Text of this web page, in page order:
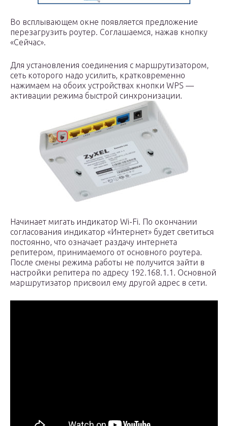
Во всплывающем окне появляется предложение
перезагрузить роутер. Соглашаемся, нажав кнопку
«Сейчас».
Для установления соединения с маршрутизатором,
сеть которого надо усилить, кратковременно
нажимаем на обоих устройствах кнопки WPS —
активации режима быстрой синхронизации.
Начинает мигать индикатор Wi-Fi. По окончании
согласования индикатор «Интернет» будет светиться
постоянно, что означает раздачу интернета
репитером, принимаемого от основного роутера.
После смены режима работы не получится зайти в
настройки репитера по адресу 192.168.1.1. Основной
маршрутизатор присвоил ему другой адрес в сети.